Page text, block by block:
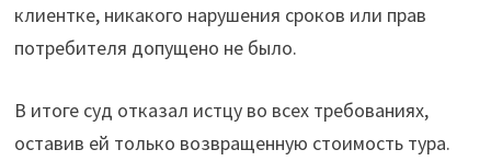
клиентке, никакого нарушения сроков или прав
потребителя допущено не было.
В итоге суд отказал истцу во всех требованиях,
оставив ей только возвращенную стоимость тура.